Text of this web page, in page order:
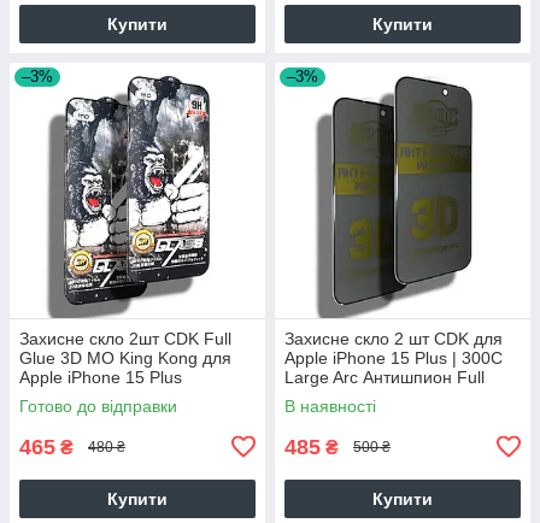
Купити Купити
–3%
Захисне скло 2шт CDK Full
Glue 3D MO King Kong для
Apple iPhone 15 Plus
(016139) (black)
Готово до відправки
465 ₴ 480 ₴
Купити
–3%
Захисне скло 2 шт CDK для
Apple iPhone 15 Plus | 300C
Large Arc Антишпион Full
Glue (018420) (black)
В наявності
485 ₴ 500 ₴
Купити